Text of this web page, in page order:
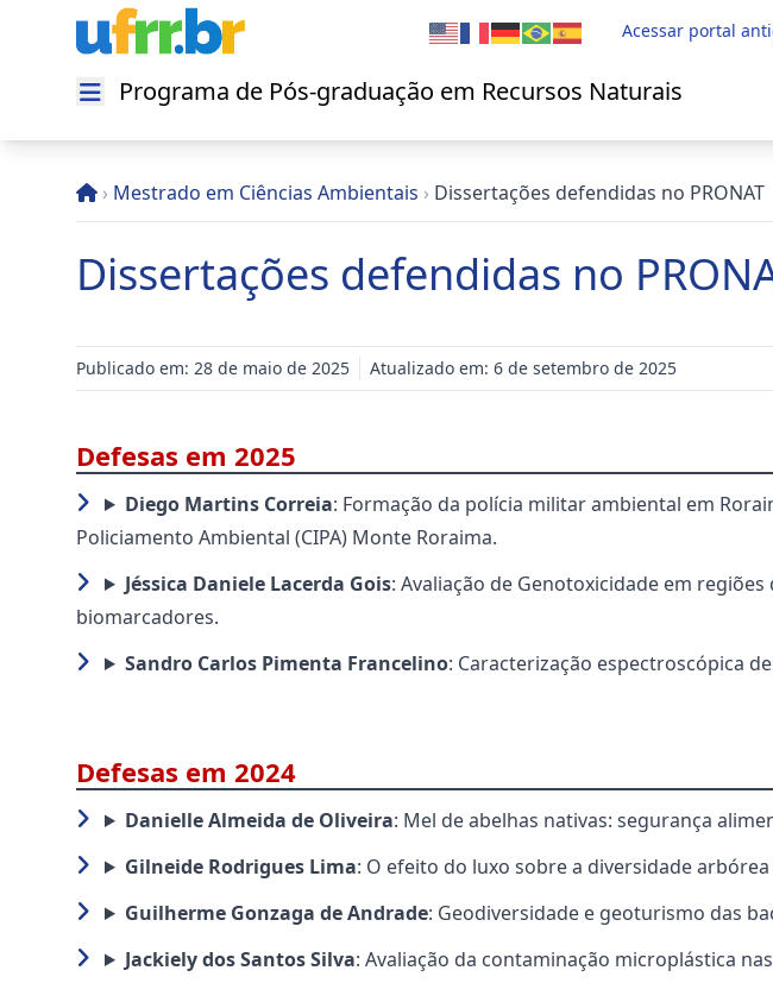
Acessar portal
Abrir menu
Programa de Pós-graduação em Recursos Naturais
› Mestrado em Ciências Ambientais › Dissertações defendidas no PRONAT
Dissertações defendidas no
Publicado em: 28 de maio de 2025 Atualizado em: 6 de setembro de 2025
Defesas em 2025
Diego Martins Correia: Formação da polícia militar ambiental em
Policiamento Ambiental (CIPA) Monte Roraima.
Jéssica Daniele Lacerda Gois: Avaliação de Genotoxicidade em
biomarcadores.
Sandro Carlos Pimenta Francelino: Caracterização espectroscópica
Defesas em 2024
Danielle Almeida de Oliveira: Mel de abelhas nativas: segurança
Gilneide Rodrigues Lima: O efeito do luxo sobre a diversidade
Guilherme Gonzaga de Andrade: Geodiversidade e geoturismo das
Jackiely dos Santos Silva: Avaliação da contaminação microplástica